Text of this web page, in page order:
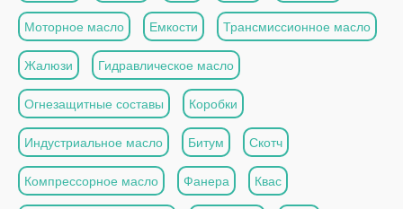
Моторное масло Емкости Трансмиссионное масло
Жалюзи Гидравлическое масло
Огнезащитные составы Коробки
Индустриальное масло Битум Скотч
Компрессорное масло Фанера Квас